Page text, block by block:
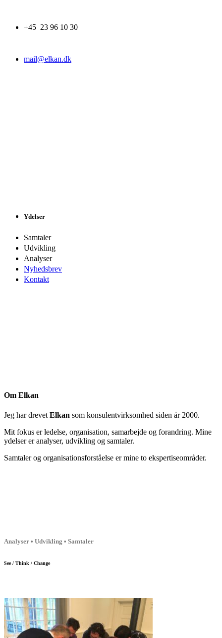
+45 23 96 10 30
mail@elkan.dk
Ydelser
Samtaler
Udvikling
Analyser
Nyhedsbrev
Kontakt
Om Elkan
Jeg har drevet Elkan som konsulentvirksomhed siden år 2000.
Mit fokus er ledelse, organisation, samarbejde og forandring. Mine
ydelser er analyser, udvikling og samtaler.
Samtaler og organisationsforståelse er mine to ekspertiseområder.
Analyser • Udvikling • Samtaler
See / Think / Change